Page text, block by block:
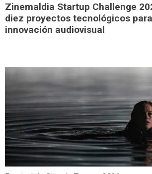
Zinemaldia Startup Challenge
diez proyectos tecnológicos
innovación audiovisual